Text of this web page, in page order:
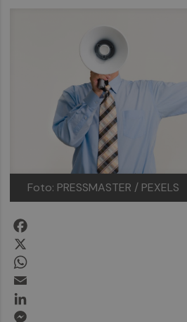
Foto: PRESSMASTER / PEXELS